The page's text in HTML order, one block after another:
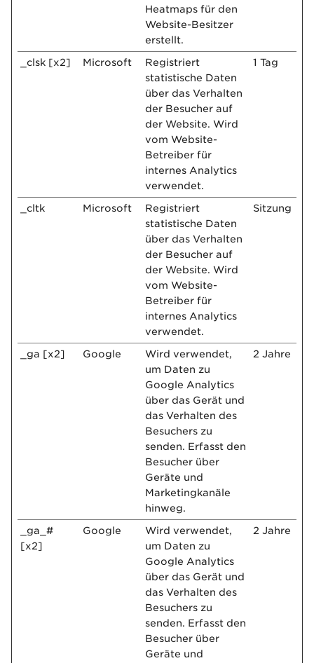
Heatmaps für den
Website-Besitzer
erstellt.
_clsk [x2] Microsoft
Registriert
statistische Daten
über das Verhalten
der Besucher auf
der Website. Wird
vom Website-
Betreiber für
internes Analytics
verwendet.
1 Tag
_cltk Microsoft
Registriert
statistische Daten
über das Verhalten
der Besucher auf
der Website. Wird
vom Website-
Betreiber für
internes Analytics
verwendet.
Sitzung
_ga [x2] Google
Wird verwendet,
um Daten zu
Google Analytics
über das Gerät und
das Verhalten des
Besuchers zu
senden. Erfasst den
Besucher über
Geräte und
Marketingkanäle
hinweg.
2 Jahre
_ga_#
[x2]
Google
Wird verwendet,
um Daten zu
Google Analytics
über das Gerät und
das Verhalten des
Besuchers zu
senden. Erfasst den
Besucher über
Geräte und
2 Jahre